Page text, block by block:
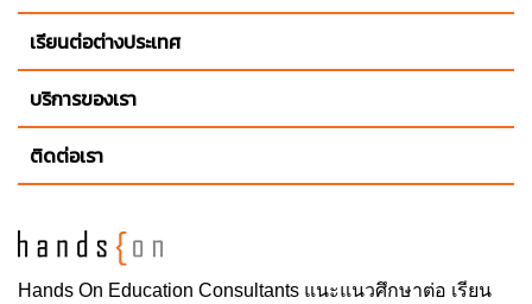
Hands On Education Consultants แนะแนวศึกษาต่อ เรียน
เรียนต่อต่างประเทศ
บริการของเรา
ติดต่อเรา